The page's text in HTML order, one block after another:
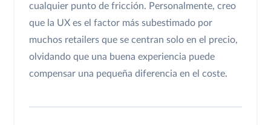
cualquier punto de fricción. Personalmente, creo
que la UX es el factor más subestimado por
muchos retailers que se centran solo en el precio,
olvidando que una buena experiencia puede
compensar una pequeña diferencia en el coste.